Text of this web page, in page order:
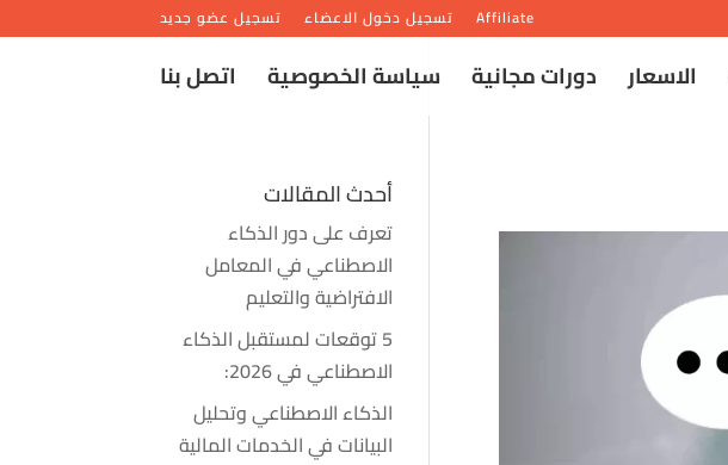
Affiliate تسجيل دخول الاعضاء تسجيل عضو جديد
الاسعار دورات مجانية سياسة الخصوصية اتصل بنا
أحدث المقالات
تعرف على دور الذكاء
الاصطناعي في المعامل
الافتراضية والتعليم
5 توقعات لمستقبل الذكاء
الاصطناعي في 2026:
الذكاء الاصطناعي وتحليل
البيانات في الخدمات المالية